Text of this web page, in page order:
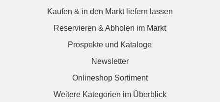
Kaufen & in den Markt liefern lassen
Reservieren & Abholen im Markt
Prospekte und Kataloge
Newsletter
Onlineshop Sortiment
Weitere Kategorien im Überblick